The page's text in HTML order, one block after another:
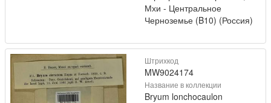
Мхи - Центральное
Черноземье (B10) (Россия)
Штрихкод
MW9024174
Название в коллекции
Bryum lonchocaulon